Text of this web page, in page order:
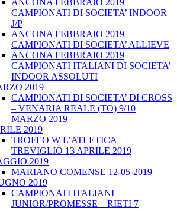
ANCONA FEBBRAIO 2019
CAMPIONATI DI SOCIETA’ INDOOR
J/P
ANCONA FEBBRAIO 2019
CAMPIONATI DI SOCIETA’ ALLIEVE
ANCONA FEBBRAIO 2019
CAMPIONATI ITALIANI DI SOCIETA’
INDOOR ASSOLUTI
2019
CAMPIONATI DI SOCIETA’ DI CROSS
– VENARIA REALE (TO) 9/10
MARZO 2019
2019
TROFEO W L’ATLETICA –
TREVIGLIO 13 APRILE 2019
2019
MARIANO COMENSE 12-05-2019
2019
CAMPIONATI ITALIANI
JUNIOR/PROMESSE – RIETI 7